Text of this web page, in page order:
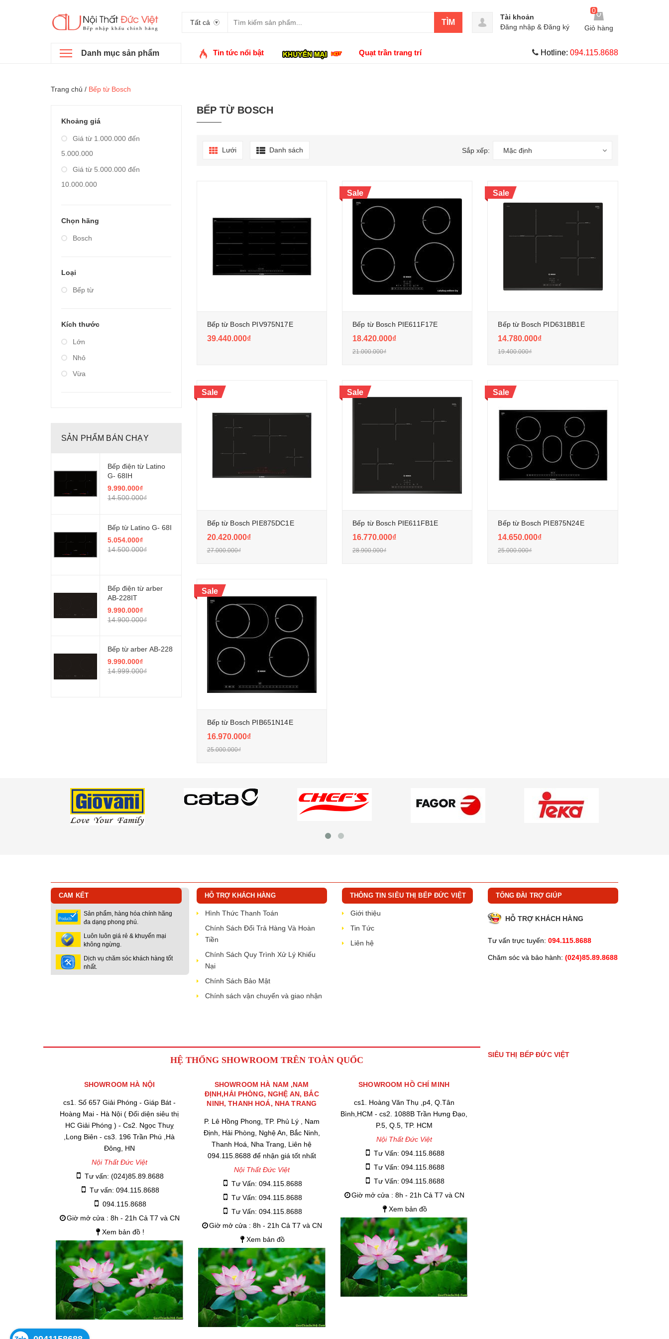
Tất cả TÌM
0
Giỏ hàng
Tài khoản
Đăng nhập & Đăng ký
Danh mục sản phẩm Tin tức nổi bật Quạt trần trang trí Hotline: 094.115.8688
Trang chủ / Bếp từ Bosch
Khoảng giá
Giá từ 1.000.000 đến
5.000.000
Giá từ 5.000.000 đến
10.000.000
Chọn hãng
Bosch
Loại
Bếp từ
Kích thước
Lớn
Nhỏ
Vừa
SẢN PHẨM BÁN CHẠY
Bếp điện từ Latino
G- 68IH
9.990.000₫
14.500.000₫
Bếp từ Latino G- 68I
5.054.000₫
14.500.000₫
Bếp điện từ arber
AB-228IT
9.990.000₫
14.900.000₫
Bếp từ arber AB-228
9.990.000₫
14.999.000₫
BẾP TỪ BOSCH
Lưới Danh sách Sắp xếp: Mặc định
Bếp từ Bosch PIV975N17E
39.440.000₫
Sale
Bếp từ Bosch PIE611F17E
18.420.000₫
21.000.000₫
Sale
Bếp từ Bosch PID631BB1E
14.780.000₫
19.400.000₫
Sale
Bếp từ Bosch PIE875DC1E
20.420.000₫
27.000.000₫
Sale
Bếp từ Bosch PIE611FB1E
16.770.000₫
28.900.000₫
Sale
Bếp từ Bosch PIE875N24E
14.650.000₫
25.000.000₫
Sale
Bếp từ Bosch PIB651N14E
16.970.000₫
25.000.000₫
CAM KẾT
Sản phẩm, hàng hóa chính hãng
đa dạng phong phú.
Luôn luôn giá rẻ & khuyến mại
không ngừng.
Dịch vụ chăm sóc khách hàng tốt
nhất.
HỖ TRỢ KHÁCH HÀNG
Hình Thức Thanh Toán
Chính Sách Đổi Trả Hàng Và Hoàn
Tiền
Chính Sách Quy Trình Xử Lý Khiếu
Nại
Chính Sách Bảo Mật
Chính sách vận chuyển và giao nhận
THÔNG TIN SIÊU THỊ BẾP ĐỨC VIỆT
Giới thiệu
Tin Tức
Liên hệ
TỔNG ĐÀI TRỢ GIÚP
HỖ TRỢ KHÁCH HÀNG
Tư vấn trực tuyến: 094.115.8688
Chăm sóc và bảo hành: (024)85.89.8688
HỆ THỐNG SHOWROOM TRÊN TOÀN QUỐC
SHOWROOM HÀ NỘI
cs1. Số 657 Giải Phóng - Giáp Bát -
Hoàng Mai - Hà Nội ( Đối diện siêu thị
HC Giải Phóng ) - Cs2. Ngọc Thuỵ
,Long Biên - cs3. 196 Trần Phú ,Hà
Đông, HN
Nội Thất Đức Việt
Tư vấn: (024)85.89.8688
Tư vấn: 094.115.8688
094.115.8688
Giờ mở cửa : 8h - 21h Cả T7 và CN
Xem bản đồ !
SHOWROOM HÀ NAM ,NAM
ĐỊNH,HẢI PHÒNG, NGHỆ AN, BẮC
NINH, THANH HOÁ, NHA TRANG
P. Lê Hồng Phong, TP. Phủ Lý , Nam
Định, Hải Phòng, Nghệ An, Bắc Ninh,
Thanh Hoá, Nha Trang, Liên hệ
094.115.8688 để nhận giá tốt nhất
Nội Thất Đức Việt
Tư Vấn: 094.115.8688
Tư Vấn: 094.115.8688
Tư Vấn: 094.115.8688
Giờ mở cửa : 8h - 21h Cả T7 và CN
Xem bản đồ
SHOWROOM HỒ CHÍ MINH
cs1. Hoàng Văn Thụ ,p4, Q.Tân
Bình,HCM - cs2. 1088B Trần Hưng Đạo,
P.5, Q.5, TP. HCM
Nội Thất Đức Việt
Tư Vấn: 094.115.8688
Tư Vấn: 094.115.8688
Tư Vấn: 094.115.8688
Giờ mở cửa : 8h - 21h Cả T7 và CN
Xem bản đồ
SIÊU THỊ BẾP ĐỨC VIỆT